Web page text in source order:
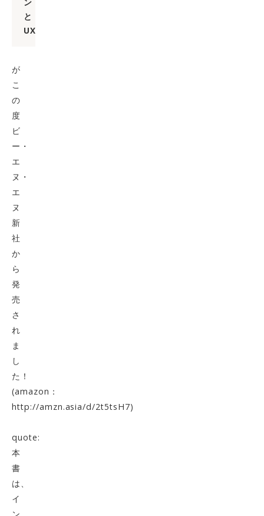
と
UX
が
こ
の
度
ビ
ー・
エ
ヌ・
エ
ヌ
新
社
か
ら
発
売
さ
れ
ま
し
た！
(amazon：
http://amzn.asia/d/2t5tsH7)
quote:
本
書
は、
イ